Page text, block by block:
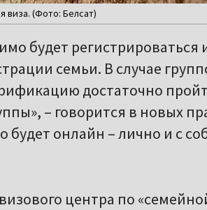
виза. (Фото: Белсат)
будет регистрироваться
семьи. В случае
достаточно
– говорится в новых
будет онлайн – лично и с
центра по